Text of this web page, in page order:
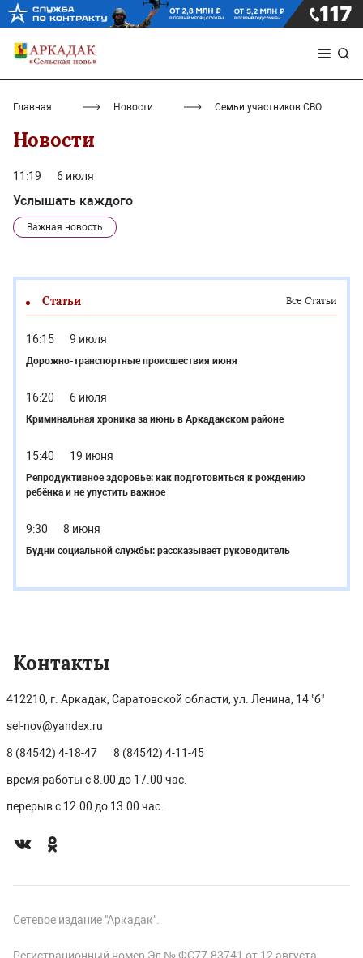
Главная Новости Семьи участников СВО
Новости
11:19 6 июля
Услышать каждого
Важная новость
Статьи Все Статьи
16:15 9 июля
Дорожно-транспортные происшествия июня
16:20 6 июля
Криминальная хроника за июнь в Аркадакском районе
15:40 19 июня
Репродуктивное здоровье: как подготовиться к рождению
ребёнка и не упустить важное
9:30 8 июня
Будни социальной службы: рассказывает руководитель
Контакты
412210, г. Аркадак, Саратовской области, ул. Ленина, 14 "б"
sel-nov@yandex.ru
8 (84542) 4-18-47 8 (84542) 4-11-45
время работы с 8.00 до 17.00 час.
перерыв с 12.00 до 13.00 час.
Сетевое издание "Аркадак".